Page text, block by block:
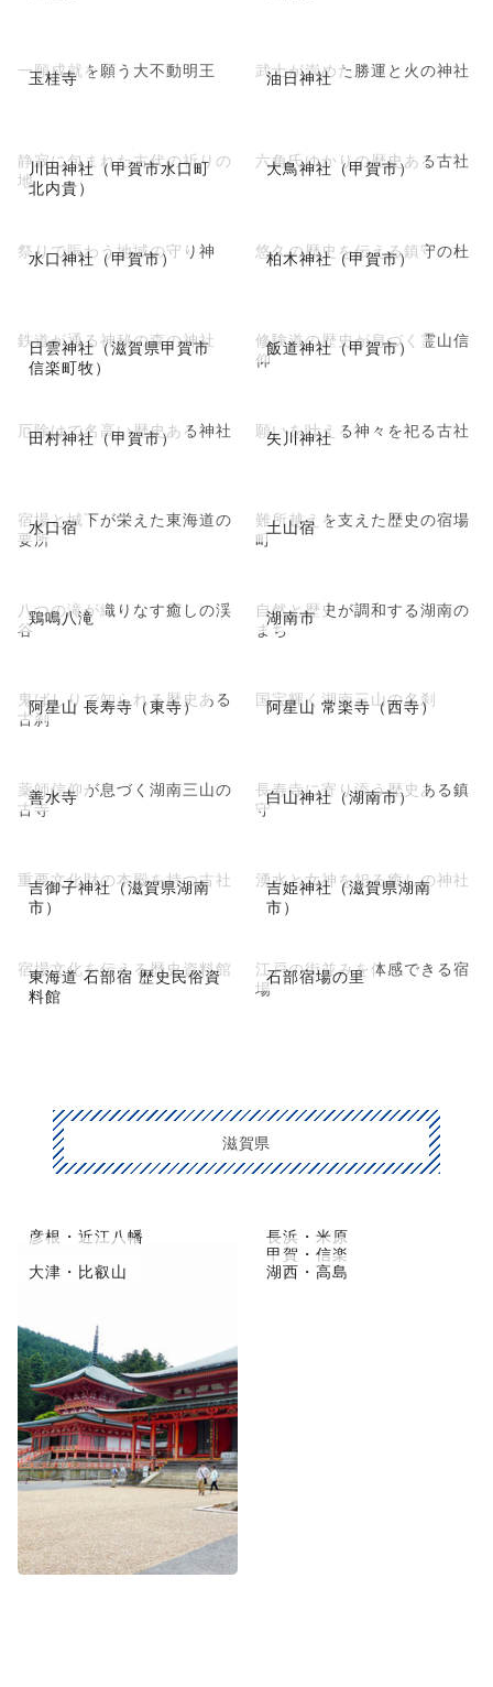
玉桂寺
一願成就を願う大不動明王 油日神社
武士が崇めた勝運と火の神社
川田神社（甲賀市水口町
北内貴）
静寂に包まれた古代の祈りの
地
大鳥神社（甲賀市）
六角氏ゆかりの歴史ある古社
水口神社（甲賀市）
祭りで賑わう地域の守り神 柏木神社（甲賀市）
悠久の歴史を伝える鎮守の杜
日雲神社（滋賀県甲賀市
信楽町牧）
鉄道が通る神秘の森の神社 飯道神社（甲賀市）
修験道の歴史が息づく霊山信
仰
田村神社（甲賀市）
厄除けで名高い歴史ある神社 矢川神社
願いを叶える神々を祀る古社
水口宿
宿場と城下が栄えた東海道の
要所
土山宿
難所越えを支えた歴史の宿場
町
鶏鳴八滝
八つの滝が織りなす癒しの渓
谷
湖南市
自然と歴史が調和する湖南の
まち
阿星山 長寿寺（東寺）
鬼ばしりで知られる歴史ある
古刹
阿星山 常楽寺（西寺）
国宝輝く湖南三山の名刹
善水寺
薬師信仰が息づく湖南三山の
古寺
白山神社（湖南市）
長寿寺に寄り添う歴史ある鎮
守
吉御子神社（滋賀県湖南
市）
重要文化財の本殿を持つ古社
吉姫神社（滋賀県湖南
市）
湧水と女神を祀る癒しの神社
東海道 石部宿 歴史民俗資
料館
宿場文化を伝える歴史資料館 石部宿場の里
江戸の街並みを体感できる宿
場
滋賀県
彦根・近江八幡
長浜・米原
甲賀・信楽
大津・比叡山
湖西・高島